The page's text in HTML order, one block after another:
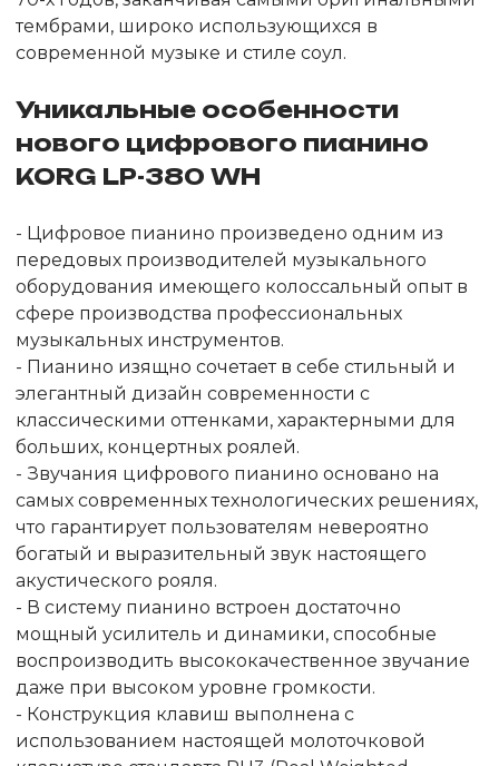
тембрами, широко использующихся в
современной музыке и стиле соул.
Уникальные особенности
нового цифрового пианино
KORG LP-380 WH
- Цифровое пианино произведено одним из
передовых производителей музыкального
оборудования имеющего колоссальный опыт в
сфере производства профессиональных
музыкальных инструментов.
- Пианино изящно сочетает в себе стильный и
элегантный дизайн современности с
классическими оттенками, характерными для
больших, концертных роялей.
- Звучания цифрового пианино основано на
самых современных технологических решениях,
что гарантирует пользователям невероятно
богатый и выразительный звук настоящего
акустического рояля.
- В систему пианино встроен достаточно
мощный усилитель и динамики, способные
воспроизводить высококачественное звучание
даже при высоком уровне громкости.
- Конструкция клавиш выполнена с
использованием настоящей молоточковой